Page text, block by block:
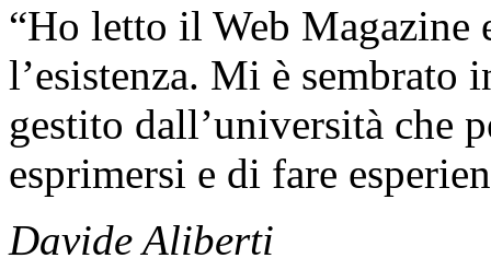
“Ho letto il Web Magazine
l’esistenza. Mi è sembrato
gestito dall’università che
esprimersi e di fare
Davide Aliberti